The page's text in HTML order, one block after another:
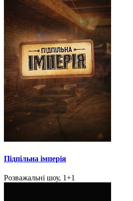
Підпільна імперія
Розважальні шоу, 1+1